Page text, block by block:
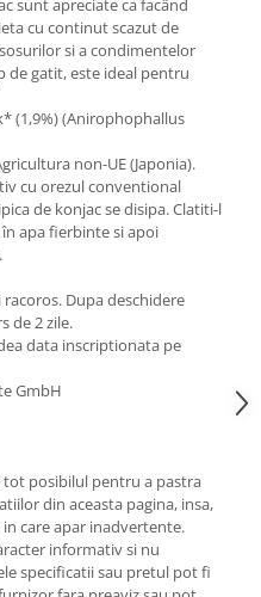
sunt apreciate ca facând
cu continut scazut de
si a condimentelor
de gatit, este ideal pentru
(1,9%) (Anirophophallus
non-UE (Japonia).
cu orezul conventional
de konjac se disipa. Clatiti-l
apa fierbinte si apoi
racoros. Dupa deschidere
de 2 zile.
data inscriptionata pe
GmbH
tot posibilul pentru a pastra
din aceasta pagina, insa,
care apar inadvertente.
informativ si nu
specificatii sau pretul pot fi